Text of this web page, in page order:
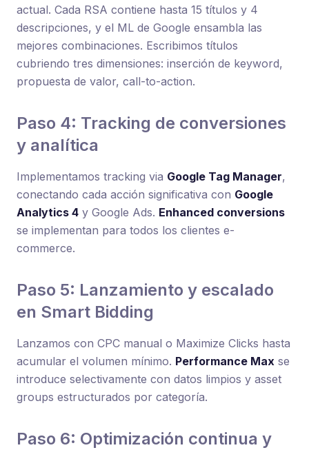
actual. Cada RSA contiene hasta 15 títulos y 4
descripciones, y el ML de Google ensambla las
mejores combinaciones. Escribimos títulos
cubriendo tres dimensiones: inserción de keyword,
propuesta de valor, call-to-action.
Paso 4: Tracking de conversiones
y analítica
Implementamos tracking via Google Tag Manager,
conectando cada acción significativa con Google
Analytics 4 y Google Ads. Enhanced conversions
se implementan para todos los clientes e-
commerce.
Paso 5: Lanzamiento y escalado
en Smart Bidding
Lanzamos con CPC manual o Maximize Clicks hasta
acumular el volumen mínimo. Performance Max se
introduce selectivamente con datos limpios y asset
groups estructurados por categoría.
Paso 6: Optimización continua y